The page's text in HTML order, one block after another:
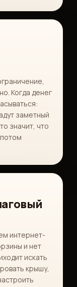
Когда денег
заметный
значит, что
интернет-
и нет
искать
крышу,